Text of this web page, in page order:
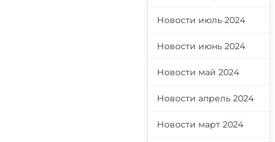
Новости июль 2024
Новости июнь 2024
Новости май 2024
Новости апрель 2024
Новости март 2024